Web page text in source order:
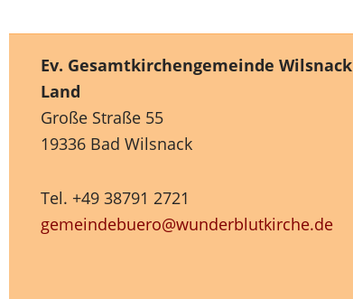
Ev. Gesamtkirchengemeinde Wilsnack
Land
Große Straße 55
19336 Bad Wilsnack
Tel. +49 38791 2721
gemeindebuero@wunderblutkirche.de